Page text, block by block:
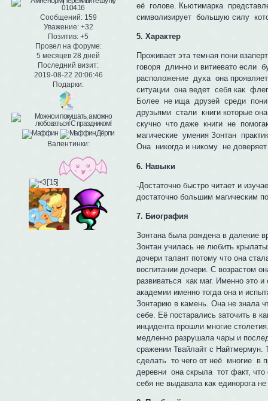
Сообщений:159
Уважение: +32
Позитив: +5
Провел на форуме:
5 месяцев 28 дней
Последний визит:
2019-08-22 20:06:46
Подарки:
Валентинки:
её голове. Кьютимарка
символизирует большую силу
5. Характер
Проживает эта темная пони
говоря длинно и витиевато если
расположение духа она
ситуации она ведет себя как
Более не ища друзей среди
друзьями стали книги которые
скучно что даже книги не
магические умения Зонтан
Она никогда и никому не
6. Навыки
-Достаточно быстро читает и
достаточно большим магическим
7. Биография
Зонтана была рождена в далекие
Зонтан училась не любить
дочери талант потому что она
воспитании дочери. С возрастом
развиваться как маг. Именно это
академии именно тогда она и
Зонтарию в камень. Она не знала
себе. Её постарались заточить в
инцидента прошли многие
медленно разрушала чары и
сражении Твайлайт с
сделать то чего от неё многие в
деревни она скрыла тот факт, что
себя не выдавала как единорога